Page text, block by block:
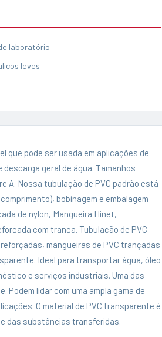
laboratório
leves
que pode ser usada em aplicações de
descarga geral de água. Tamanhos
A. Nossa tubulação de PVC padrão está
bobinagem e embalagem
de nylon, Mangueira Hinet,
com trança. Tubulação de PVC
mangueiras de PVC trançadas
Ideal para transportar água, óleo
e serviços industriais. Uma das
lidar com uma ampla gama de
O material de PVC transparente é
das substâncias transferidas.